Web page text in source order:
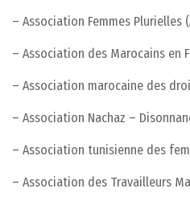
– Association Femmes Plurielles (
– Association des Marocains en
– Association marocaine des
– Association Nachaz –
– Association tunisienne des
– Association des Travailleurs